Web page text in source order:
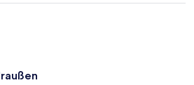
speed and efficiency. The breakfast
and Western-style foods and
Saixiang almost for ten years now and
after year. We look forward to
this hotel for leisure and
those traveling with family.